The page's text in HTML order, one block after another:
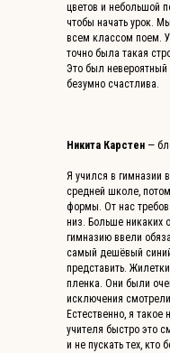
цветов и небольшой
чтобы начать урок.
всем классом поем.
точно была такая
Это был
безумно счастлива.
Никита Карстен —
Я учился в гимназии
средней школе,
формы. От нас
низ. Больше никаких
гимназию ввели
самый дешёвый
представить.
пленка. Они были
исключения
Естественно, я
учителя быстро это
и не пускать тех, кто